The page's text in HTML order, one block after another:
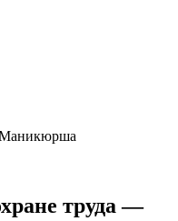
труда —